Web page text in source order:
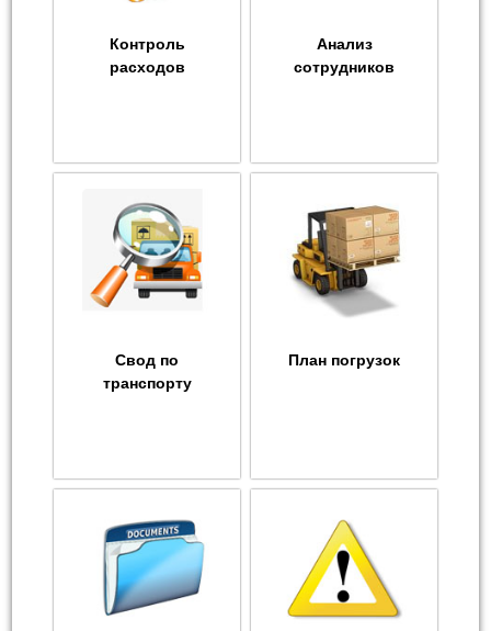
Контроль
расходов
Анализ
сотрудников
Свод по
транспорту
План погрузок